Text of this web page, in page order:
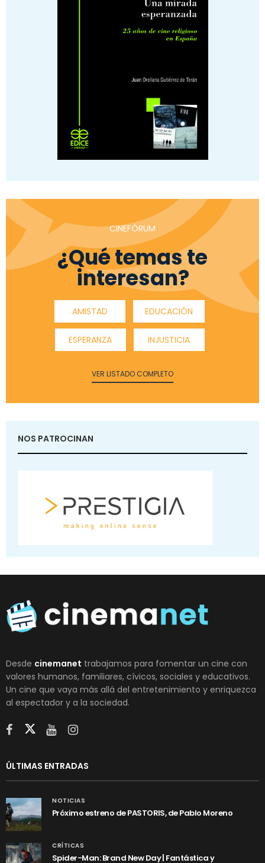
CINEFÓRUM
¿Qué temas te
interesan?
AMISTAD EDUCACIÓN
ESPERANZA INJUSTICIA
VER LISTADO COMPLETO
NOS PATROCINAN
Desde cinemanet trabajamos para fomentar un cine con
valores humanos, familiares, cívicos, sociales y educativos.
Un cine que vaya más allá del entretenimiento y enriquezca
al espectador y a la sociedad.
ÚLTIMAS ENTRADAS
NOTICIAS
Próximo estreno de PASTORIS, de Pablo Moreno
CRÍTICAS
Spider-Man: Brand New Day | Fantástica y